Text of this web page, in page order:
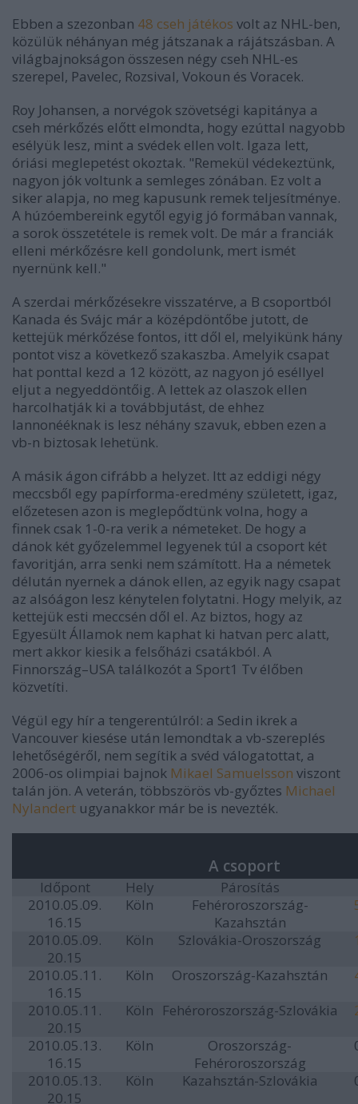
Ebben a szezonban 48 cseh játékos volt az NHL-ben,
közülük néhányan még játszanak a rájátszásban. A
világbajnokságon összesen négy cseh NHL-es
szerepel, Pavelec, Rozsival, Vokoun és Voracek.
Roy Johansen, a norvégok szövetségi kapitánya a
cseh mérkőzés előtt elmondta, hogy ezúttal nagyobb
esélyük lesz, mint a svédek ellen volt. Igaza lett,
óriási meglepetést okoztak. "Remekül védekeztünk,
nagyon jók voltunk a semleges zónában. Ez volt a
siker alapja, no meg kapusunk remek teljesítménye.
A húzóembereink egytől egyig jó formában vannak,
a sorok összetétele is remek volt. De már a franciák
elleni mérkőzésre kell gondolunk, mert ismét
nyernünk kell."
A szerdai mérkőzésekre visszatérve, a B csoportból
Kanada és Svájc már a középdöntőbe jutott, de
kettejük mérkőzése fontos, itt dől el, melyikünk hány
pontot visz a következő szakaszba. Amelyik csapat
hat ponttal kezd a 12 között, az nagyon jó eséllyel
eljut a negyeddöntőig. A lettek az olaszok ellen
harcolhatják ki a továbbjutást, de ehhez
Iannonééknak is lesz néhány szavuk, ebben ezen a
vb-n biztosak lehetünk.
A másik ágon cifrább a helyzet. Itt az eddigi négy
meccsből egy papírforma-eredmény született, igaz,
előzetesen azon is meglepődtünk volna, hogy a
finnek csak 1-0-ra verik a németeket. De hogy a
dánok két győzelemmel legyenek túl a csoport két
favoritján, arra senki nem számított. Ha a németek
délután nyernek a dánok ellen, az egyik nagy csapat
az alsóágon lesz kénytelen folytatni. Hogy melyik, az
kettejük esti meccsén dől el. Az biztos, hogy az
Egyesült Államok nem kaphat ki hatvan perc alatt,
mert akkor kiesik a felsőházi csatákból. A
Finnország–USA találkozót a Sport1 Tv élőben
közvetíti.
Végül egy hír a tengerentúlról: a Sedin ikrek a
Vancouver kiesése után lemondtak a vb-szereplés
lehetőségéről, nem segítik a svéd válogatottat, a
2006-os olimpiai bajnok Mikael Samuelsson viszont
talán jön. A veterán, többszörös vb-győztes Michael
Nylandert ugyanakkor már be is nevezték.
A csoport
Időpont Hely
Párosítás
2010.05.09.
16.15
Köln
Fehéroroszország-
Kazahsztán
2010.05.09.
20.15
Köln Szlovákia-Oroszország
2010.05.11.
16.15
Köln Oroszország-Kazahsztán
2010.05.11.
20.15
Köln Fehéroroszország-Szlovákia
2010.05.13.
16.15
Köln
Oroszország-
Fehéroroszország
2010.05.13.
20.15
Köln Kazahsztán-Szlovákia